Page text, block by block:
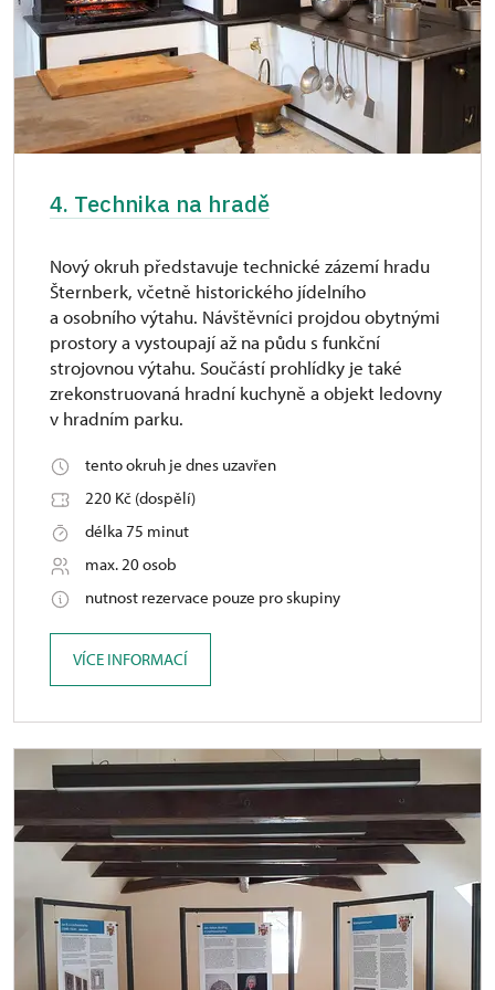
4. Technika na hradě
Nový okruh představuje technické zázemí hradu
Šternberk, včetně historického jídelního
a osobního výtahu. Návštěvníci projdou obytnými
prostory a vystoupají až na půdu s funkční
strojovnou výtahu. Součástí prohlídky je také
zrekonstruovaná hradní kuchyně a objekt ledovny
v hradním parku.
tento okruh je dnes uzavřen
220 Kč (dospělí)
délka 75 minut
max. 20 osob
nutnost rezervace pouze pro skupiny
VÍCE INFORMACÍ